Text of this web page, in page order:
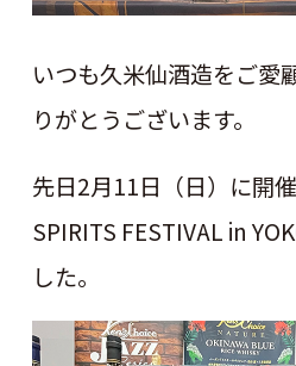
いつも久米仙酒造をご愛
りがとうございます。
先日2月11日（日）に開
SPIRITS FESTIVAL in
した。